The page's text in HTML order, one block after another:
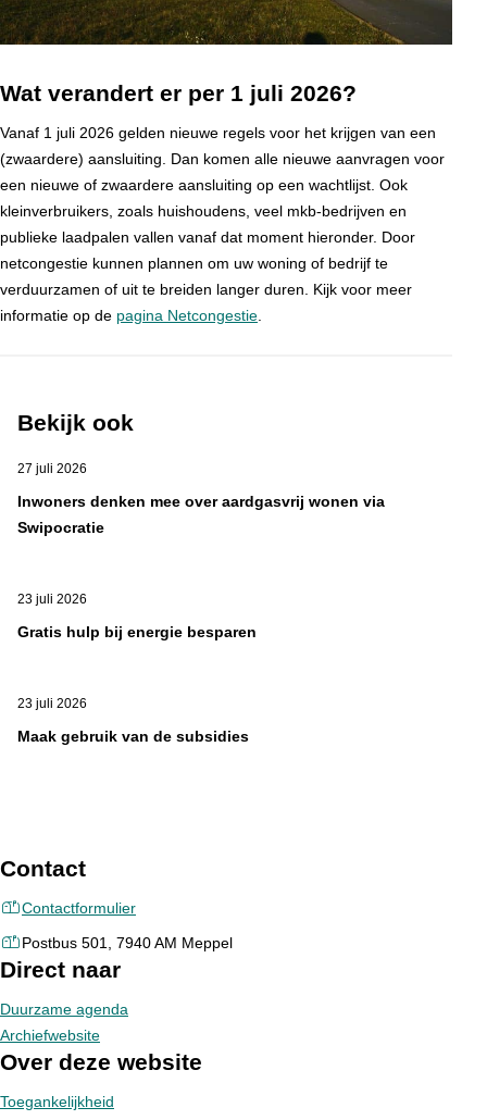
Wat verandert er per 1 juli 2026?
Vanaf 1 juli 2026 gelden nieuwe regels voor het krijgen van een
(zwaardere) aansluiting. Dan komen alle nieuwe aanvragen voor
een nieuwe of zwaardere aansluiting op een wachtlijst. Ook
kleinverbruikers, zoals huishoudens, veel mkb-bedrijven en
publieke laadpalen vallen vanaf dat moment hieronder. Door
netcongestie kunnen plannen om uw woning of bedrijf te
verduurzamen of uit te breiden langer duren. Kijk voor meer
informatie op de pagina Netcongestie
Bekijk ook
Inwoners denken mee over aardgasvrij wonen via
Swipocratie
27 juli 2026
Gratis hulp bij energie besparen
23 juli 2026
Maak gebruik van de subsidies
23 juli 2026
Contact
Contactformulier
Postbus 501, 7940 AM Meppel
Direct naar
Duurzame agenda
Archiefwebsite
Over deze website
Toegankelijkheid